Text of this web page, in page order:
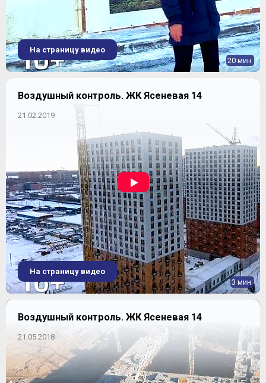
20 мин.
На страницу видео
Воздушный контроль. ЖК Ясеневая 14
21.02.2019
3 мин.
На страницу видео
Воздушный контроль. ЖК Ясеневая 14
21.05.2018